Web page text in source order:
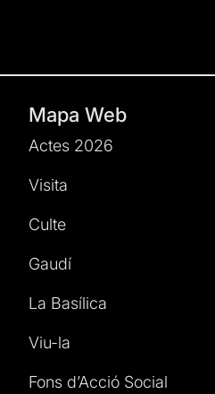
Mapa Web
Actes 2026
Visita
Culte
Gaudí
La Basílica
Viu-la
Fons d’Acció Social